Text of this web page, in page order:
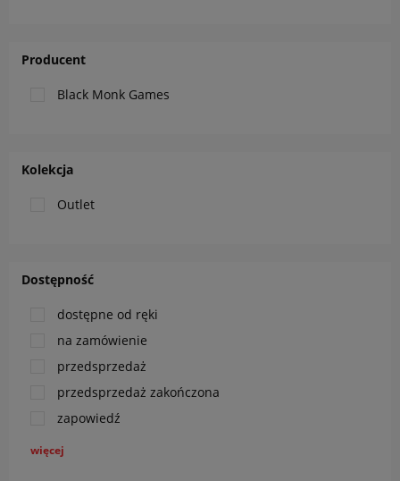
Producent
Black Monk Games
Kolekcja
Outlet
Dostępność
dostępne od ręki
na zamówienie
przedsprzedaż
przedsprzedaż zakończona
zapowiedź
więcej